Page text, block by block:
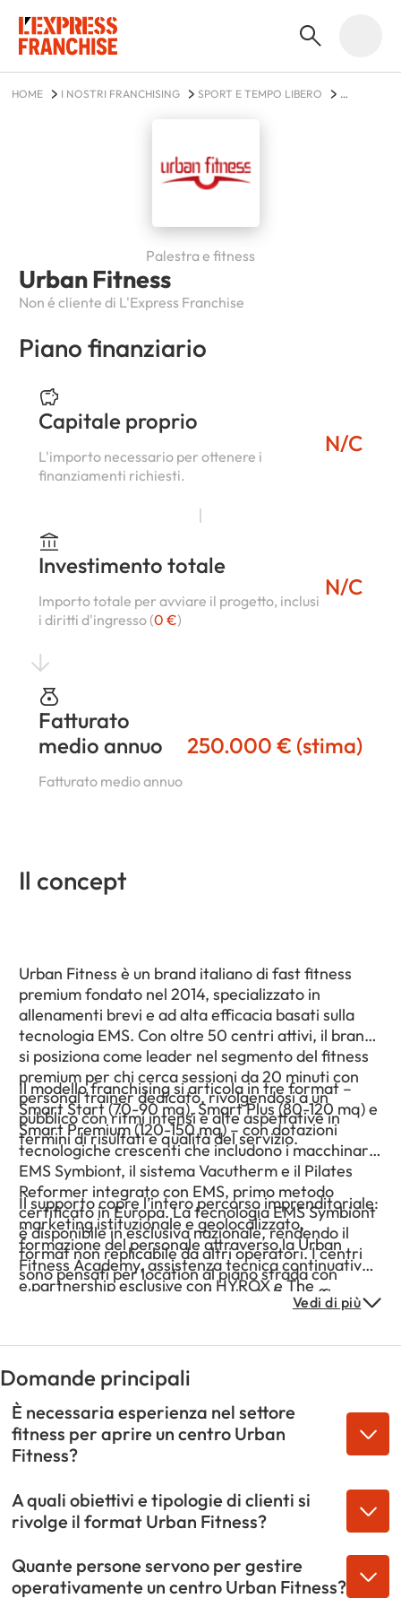
HOME I NOSTRI FRANCHISING
SPORT E TEMPO LIBERO
Urban Fitness
Non é cliente di L'Express Franchise
Palestra e fitness
Piano finanziario
Capitale proprio
L'importo necessario per ottenere i
finanziamenti richiesti.
N/C
Investimento totale
Importo totale per avviare il progetto, inclusi
i diritti d'ingresso (0 €)
N/C
Fatturato
medio annuo
Fatturato medio annuo
250.000 € (stima)
Il concept
Urban Fitness è un brand italiano di fast fitness
premium fondato nel 2014, specializzato in
allenamenti brevi e ad alta efficacia basati sulla
tecnologia EMS. Con oltre 50 centri attivi, il brand
si posiziona come leader nel segmento del fitness
premium per chi cerca sessioni da 20 minuti con
personal trainer dedicato, rivolgendosi a un
pubblico con ritmi intensi e alte aspettative in
termini di risultati e qualità del servizio.
Il modello franchising si articola in tre format –
Smart Start (70-90 mq), Smart Plus (80-120 mq) e
Smart Premium (120-150 mq) – con dotazioni
tecnologiche crescenti che includono i macchinari
EMS Symbiont, il sistema Vacutherm e il Pilates
Reformer integrato con EMS, primo metodo
certificato in Europa. La tecnologia EMS Symbiont
è disponibile in esclusiva nazionale, rendendo il
format non replicabile da altri operatori. I centri
sono pensati per location al piano strada con
almeno due vetrine, in contesti ad alto traffico
come centro storico e vie commerciali, garantendo
Il supporto copre l’intero percorso imprenditoriale:
marketing istituzionale e geolocalizzato,
formazione del personale attraverso la Urban
Fitness Academy, assistenza tecnica continuativa,
e partnership esclusive con HYROX e The
Longevity Kitchen. L’ingresso nella rete non
investimento sono finanziabili fino al 100%, anche
per società neo-costituite, rendendo l’accesso al
format particolarmente accessibile.
Vedi di più
Domande principali
È necessaria esperienza nel settore
fitness per aprire un centro Urban
Fitness?
A quali obiettivi e tipologie di clienti si
rivolge il format Urban Fitness?
Quante persone servono per gestire
operativamente un centro Urban Fitness?